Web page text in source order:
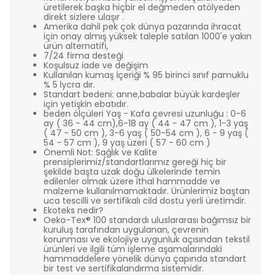
üretilerek başka hiçbir el değmeden atölyeden
direkt sizlere ulaşır .
Amerika dahil pek çok dünya pazarında ihracat
için onay almış yüksek taleple satılan 1000'e yakın
ürün alternatifi,
7/24 firma desteği
Koşulsuz iade ve değişim
Kullanılan kumaş İçeriği % 95 birinci sınıf pamuklu
% 5 lycra dır.
Standart bedeni: anne,babalar büyük kardeşler
için yetişkin ebatıdır.
beden ölçüleri Yaş - Kafa çevresi uzunluğu : 0-6
ay ( 36 - 44 cm),6-18 ay ( 44 - 47 cm ), 1-3 yaş
( 47 - 50 cm ), 3-6 yaş ( 50-54 cm ), 6 - 9 yaş (
54 - 57 cm ), 9 yaş üzeri ( 57 - 60 cm )
Önemli Not: Sağlık ve Kalite
prensiplerimiz/standartlarımız gereği hiç bir
şekilde başta uzak doğu ülkelerinde temin
edilenler olmak üzere ithal hammadde ve
malzeme kullanılmamaktadır. Ürünlerimiz baştan
uca tescilli ve sertifikalı cild dostu yerli üretimdir.
Ekoteks nedir?
Oeko-Tex® 100 standardı uluslararası bağımsız bir
kuruluş tarafından uygulanan, çevrenin
korunması ve ekolojiye uygunluk açısından tekstil
ürünleri ve ilgili tüm işleme aşamalarındaki
hammaddelere yönelik dünya çapında standart
bir test ve sertifikalandırma sistemidir.